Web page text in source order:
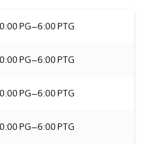
PG–6:00 PTG
PG–6:00 PTG
PG–6:00 PTG
PG–6:00 PTG